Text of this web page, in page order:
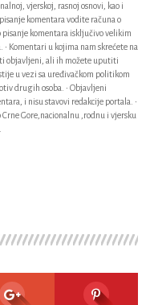
vjerskoj, rasnoj osnovi, kao i
komentara vodite računa o
komentara isključivo velikim
Komentari u kojima nam skrećete na
objavljeni, ali ih možete uputiti
u vezi sa uređivačkom politikom
drugih osoba. • Objavljeni
i nisu stavovi redakcije portala. •
Gore,nacionalnu ,rodnu i vjersku